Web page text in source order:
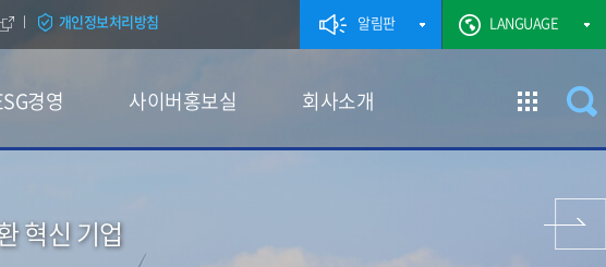
개인정보처리방침 알림판 LANGUAGE
경영 사이버홍보실 회사소개
혁신 기업